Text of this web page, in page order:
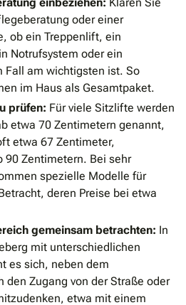
oder einer
ob ein Treppenlift, ein
Notrufsystem oder ein
Fall am wichtigsten ist. So
im Haus als Gesamtpaket.
prüfen: Für viele Sitzlifte werden
etwa 70 Zentimetern genannt,
etwa 67 Zentimeter,
90 Zentimetern. Bei sehr
spezielle Modelle für
deren Preise bei etwa
gemeinsam betrachten: In
mit unterschiedlichen
es sich, neben dem
den Zugang von der Straße oder
etwa mit einem